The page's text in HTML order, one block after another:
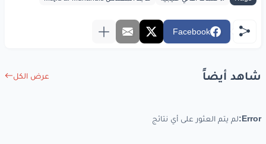
ياناضريادمع
وقلللوفاء
خلاص
Facebook
شاهد أيضاً عرض الكل
Error: لم يتم العثور على أي نتائج